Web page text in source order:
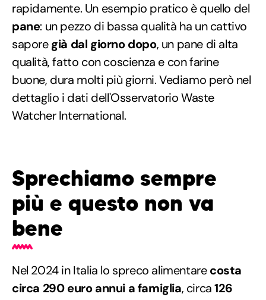
rapidamente. Un esempio pratico è quello del
pane: un pezzo di bassa qualità ha un cattivo
saporegià dal giorno dopo, un pane di alta
qualità, fatto con coscienza e con farine
buone, dura molti più giorni. Vediamo però nel
dettaglio i dati dell'Osservatorio Waste
Watcher International.
Sprechiamo sempre
più e questo non va
bene
Nel 2024 in Italia lo spreco alimentarecosta
circa 290 euro annui a famiglia, circa126